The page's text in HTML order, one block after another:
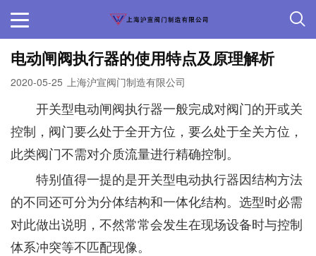
电动闸阀执行器的使用特点及原理解析
2020-05-25 上海沪宣阀门制造有限公司
开关型电动闸阀执行器一般完成对阀门的开或关
控制，阀门要么处于全开方位，要么处于全关方位，
此类阀门不需对介质流量进行精确控制。
特别值得一提的是开关型电动执行器因结构方法
的不同还可分为分体结构和一体化结构。选型时必需
对此做出说明，不然常常会发生在现场设备时与控制
体系冲突等不匹配现像。